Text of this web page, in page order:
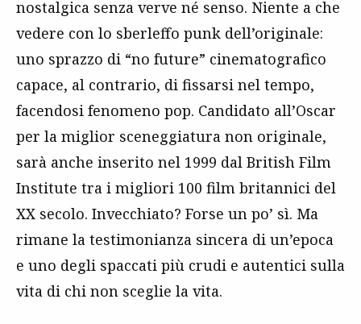
nostalgica senza verve né senso. Niente a che
vedere con lo sberleffo punk dell’originale:
uno sprazzo di “no future” cinematografico
capace, al contrario, di fissarsi nel tempo,
facendosi fenomeno pop. Candidato all’Oscar
per la miglior sceneggiatura non originale,
sarà anche inserito nel 1999 dal British Film
Institute tra i migliori 100 film britannici del
XX secolo. Invecchiato? Forse un po’ sì. Ma
rimane la testimonianza sincera di un’epoca
e uno degli spaccati più crudi e autentici sulla
vita di chi non sceglie la vita.